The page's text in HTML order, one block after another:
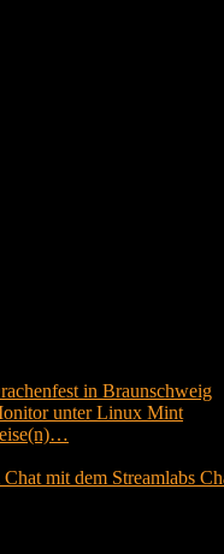
in Braunschweig
unter Linux Mint
mit dem Streamlabs